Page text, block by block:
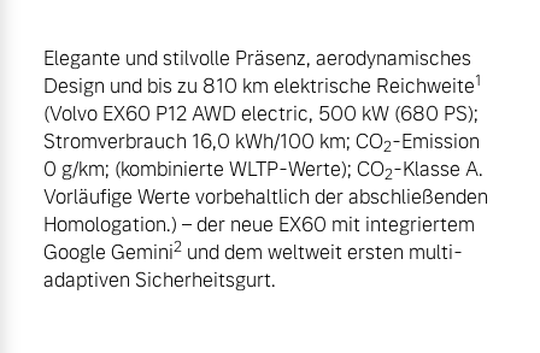
Elegante und stilvolle Präsenz, aerodynamisches
Design und bis zu 810 km elektrische Reichweite1
(Volvo EX60 P12 AWD electric, 500 kW (680 PS);
Stromverbrauch 16,0 kWh/100 km; CO2-Emission
0 g/km; (kombinierte WLTP-Werte); CO2-Klasse A.
Vorläufige Werte vorbehaltlich der abschließenden
Homologation.) – der neue EX60 mit integriertem
Google Gemini2 und dem weltweit ersten multi-
adaptiven Sicherheitsgurt.